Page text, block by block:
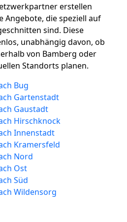
erstellen
Angebote, die speziell auf
sind. Diese
unabhängig davon, ob
von Bamberg oder
Standorts planen.
Bug
Gartenstadt
Gaustadt
Hirschknock
Innenstadt
Kramersfeld
Nord
Ost
Süd
Wildensorg